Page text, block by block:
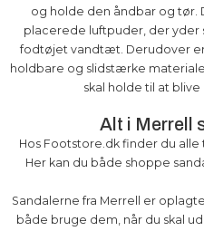
og holde den åndbar og tør.
placerede luftpuder, der
fodtøjet vandtæt. Derudover
holdbare og slidstærke
skal holde til at
Alt i Merrell
Hos Footstore.dk finder du
Her kan du både shoppe
Sandalerne fra Merrell er
både bruge dem, når du skal